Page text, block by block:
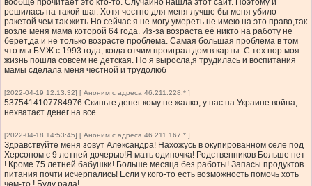
вообще прочитает это кто-то. Случайно нашла этот сайт. Поэтому и
решилась на такой шаг. Хотя честно для меня лучше бы меня убило
ракетой чем так жить.Но сейчас я не могу умереть не имею на это право,так
возле меня мама которой 64 года. Из-за возраста её никто на работу не
берет,да и не только возрасте проблема. Самая большая проблема в том
что мы БМЖ с 1993 года, когда отчим проиграл дом в карты. С тех пор моя
жизнь пошла совсем не детская. Но я выросла,я трудилась и воспитания
мамы сделала меня честной и трудолюб
[2022-04-19 12:13:32] [ Аноним с адреса 46.211.228.* ]
5375414107784976 Скиньте денег кому не жалко, у нас на Украине война,
нехватаєт денег на все
[2022-04-18 14:53:45] [ Аноним с адреса 46.211.167.* ]
Здравствуйте меня зовут Александра! Нахожусь в окупированном селе под
Херсоном с 9 летней дочерью!Я мать одиночка! Родственников Больше нет
! Кроме 75 летней бабушки! Больше месяца без работы! Запасы продуктов
питания почти исчерпались! Если у кого-то есть возможность помочь хоть